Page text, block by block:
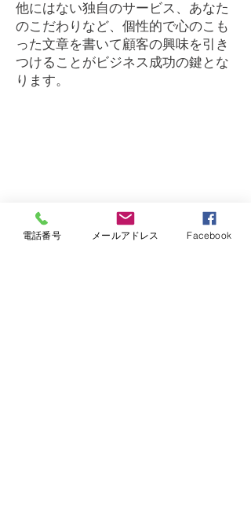
他にはない独自のサービス、あなた
のこだわりなど、個性的で心のこも
った文章を書いて顧客の興味を引き
つけることがビジネス成功の鍵とな
ります。
電話番号 メールアドレス Facebook